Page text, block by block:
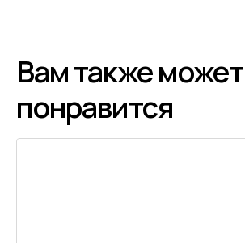
Вам также может
понравится